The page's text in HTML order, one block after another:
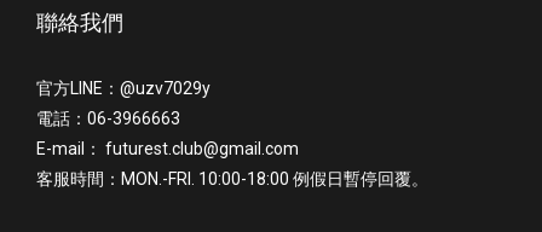
聯絡我們
官方LINE：@uzv7029y
電話：06-3966663
E-mail： futurest.club@gmail.com
客服時間：MON.-FRI. 10:00-18:00 例假日暫停回覆。